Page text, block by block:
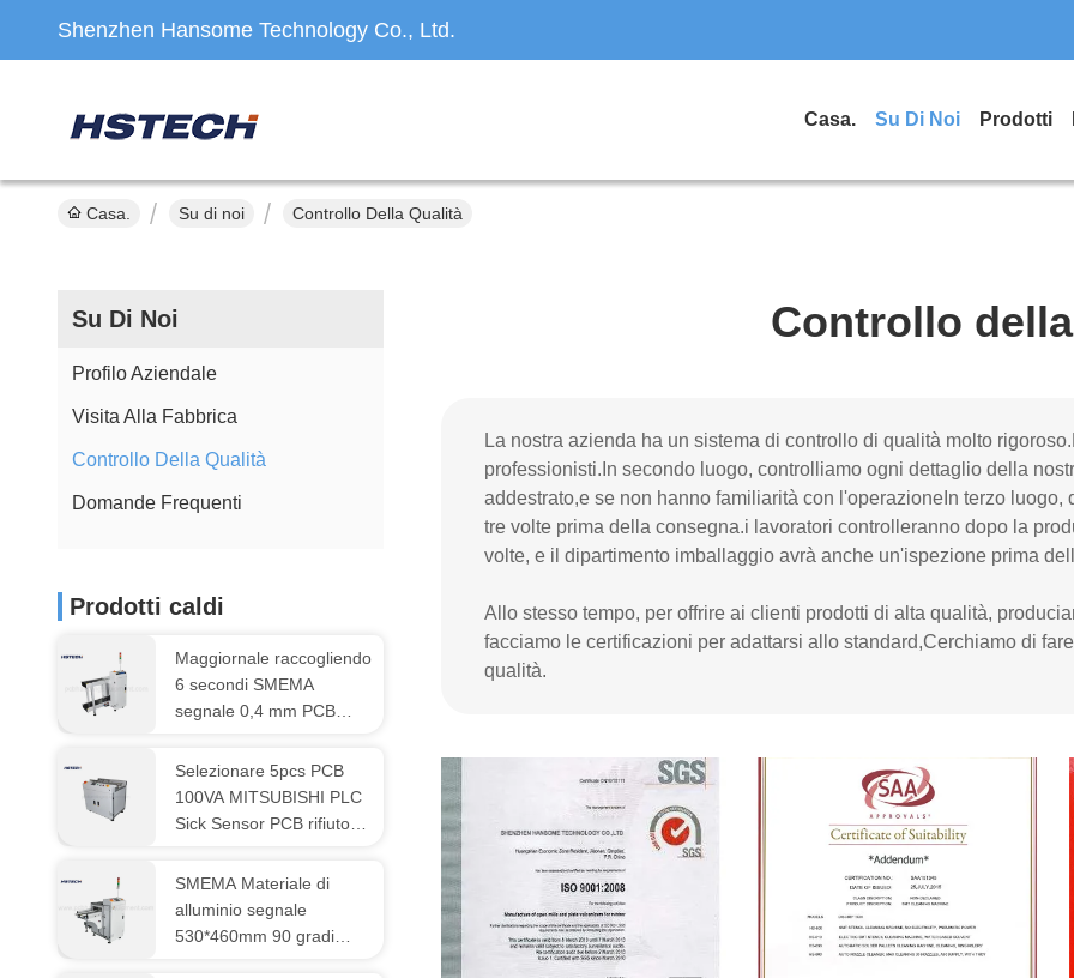
Shenzhen Hansome Technology Co., Ltd.
Casa. Su Di Noi Prodotti
Casa. Su di noi Controllo Della Qualità
Su Di Noi
Profilo Aziendale
Visita Alla Fabbrica
Controllo Della Qualità
Domande Frequenti
Prodotti caldi
Maggiornale raccogliendo
6 secondi SMEMA
segnale 0,4 mm PCB
Machine
Selezionare 5pcs PCB
100VA MITSUBISHI PLC
Sick Sensor PCB rifiuto
SMEMA Materiale di
alluminio segnale
530*460mm 90 gradi
Controllo
La nostra azienda ha un sistema di controllo di qualità molto
professionisti.In secondo luogo, controlliamo ogni dettaglio della
addestrato,e se non hanno familiarità con l'operazioneIn terzo
tre volte prima della consegna.i lavoratori controlleranno dopo la
volte, e il dipartimento imballaggio avrà anche un'ispezione prima
Allo stesso tempo, per offrire ai clienti prodotti di alta qualità,
facciamo le certificazioni per adattarsi allo standard,Cerchiamo di
qualità.